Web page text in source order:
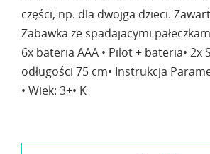
części, np. dla dwojga dzieci.
Zabawka ze spadajacymi
6x bateria AAA • Pilot + bateria• 2x
odługości 75 cm• Instrukcja
• Wiek: 3+• K